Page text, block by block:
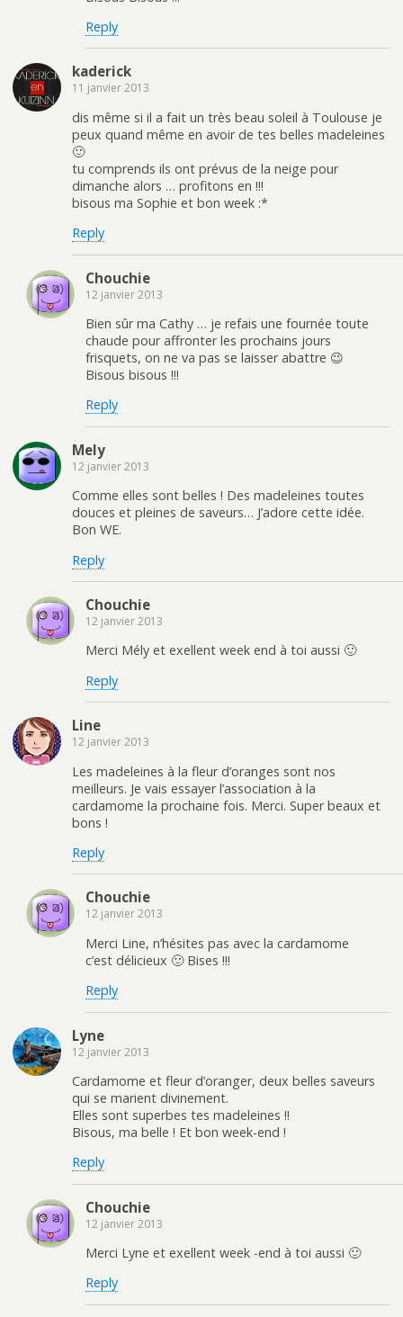
Reply
kaderick
11 janvier 2013
dis même si il a fait un très beau soleil à Toulouse je
peux quand même en avoir de tes belles madeleines
🙂
tu comprends ils ont prévus de la neige pour
dimanche alors … profitons en !!!
bisous ma Sophie et bon week :*
Reply
Chouchie
12 janvier 2013
Bien sûr ma Cathy … je refais une fournée toute
chaude pour affronter les prochains jours
frisquets, on ne va pas se laisser abattre 😉
Bisous bisous !!!
Reply
Mely
12 janvier 2013
Comme elles sont belles ! Des madeleines toutes
douces et pleines de saveurs… J’adore cette idée.
Bon WE.
Reply
Chouchie
12 janvier 2013
Merci Mély et exellent week end à toi aussi 🙂
Reply
Line
12 janvier 2013
Les madeleines à la fleur d’oranges sont nos
meilleurs. Je vais essayer l’association à la
cardamome la prochaine fois. Merci. Super beaux et
bons !
Reply
Chouchie
12 janvier 2013
Merci Line, n’hésites pas avec la cardamome
c’est délicieux 🙂 Bises !!!
Reply
Lyne
12 janvier 2013
Cardamome et fleur d’oranger, deux belles saveurs
qui se marient divinement.
Elles sont superbes tes madeleines !!
Bisous, ma belle ! Et bon week-end !
Reply
Chouchie
12 janvier 2013
Merci Lyne et exellent week -end à toi aussi 🙂
Reply